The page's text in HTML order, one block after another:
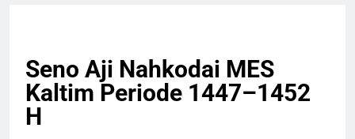
Seno Aji Nahkodai MES
Kaltim Periode 1447–1452
H